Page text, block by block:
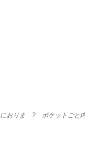
おりま
? ポケットごと